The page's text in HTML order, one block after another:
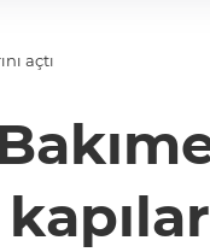
açtı